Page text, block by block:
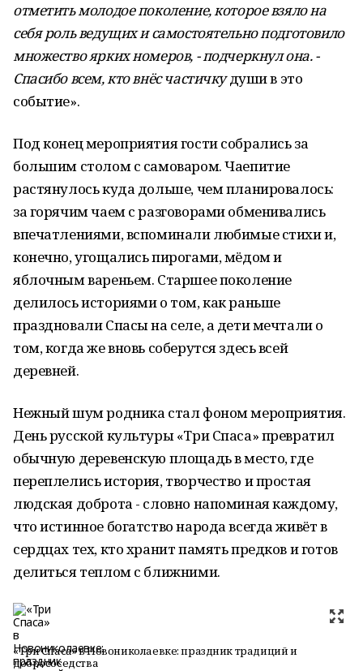
отметить молодое поколение, которое взяло на
себя роль ведущих и самостоятельно подготовило
множество ярких номеров, - подчеркнул она. -
Спасибо всем, кто внёс частичкудуши в это
событие».
Под конец мероприятия гости собрались за
большим столом с самоваром. Чаепитие
растянулось куда дольше, чем планировалось:
за горячим чаем с разговорами обменивались
впечатлениями, вспоминали любимые стихи и,
конечно, угощались пирогами, мёдом и
яблочным вареньем. Старшее поколение
делилось историями о том, как раньше
праздновали Спасы на селе, а дети мечтали о
том, когда же вновь соберутся здесь всей
деревней.
Нежный шум родника стал фоном мероприятия.
День русской культуры «Три Спаса» превратил
обычную деревенскую площадь в место, где
переплелись история, творчество и простая
людская доброта - словно напоминая каждому,
что истинное богатство народа всегда живёт в
сердцах тех, кто хранит память предков и готов
делиться теплом с ближними.
«Три Спаса» в Новониколаевке: праздник традиций и
добрососедства